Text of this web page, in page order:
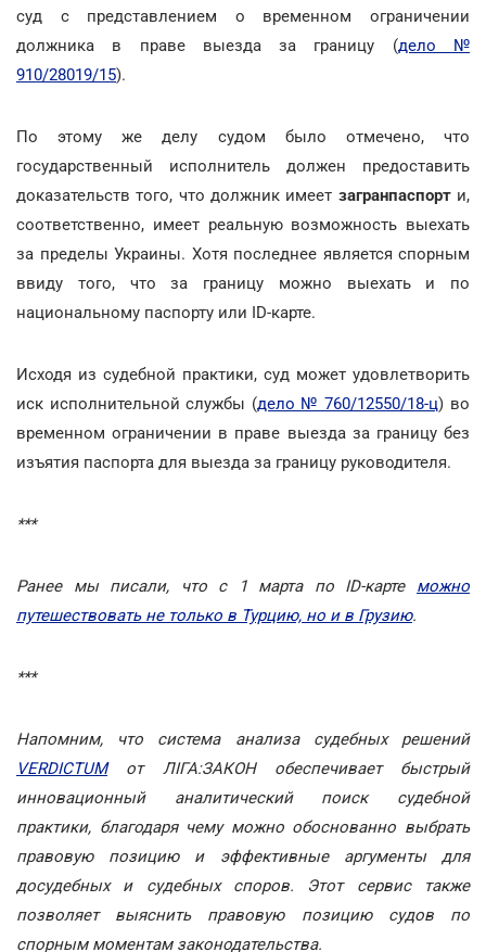
суд с представлением о временном ограничении
должника в праве выезда за границу (дело №
910/28019/15).
По этому же делу судом было отмечено, что
государственный исполнитель должен предоставить
доказательств того, что должник имеет загранпаспорт и,
соответственно, имеет реальную возможность выехать
за пределы Украины. Хотя последнее является спорным
ввиду того, что за границу можно выехать и по
национальному паспорту или ID-карте.
Исходя из судебной практики, суд может удовлетворить
иск исполнительной службы (дело № 760/12550/18-ц) во
временном ограничении в праве выезда за границу без
изъятия паспорта для выезда за границу руководителя.
***
Ранее мы писали, что с 1 марта по ID-карте можно
путешествовать не только в Турцию, но и в Грузию.
***
Напомним, что система анализа судебных решений
VERDICTUMот ЛІГА:ЗАКОН обеспечивает быстрый
инновационный аналитический поиск судебной
практики, благодаря чему можно обоснованно выбрать
правовую позицию и эффективные аргументы для
досудебных и судебных споров. Этот сервис также
позволяет выяснить правовую позицию судов по
спорным моментам законодательства.